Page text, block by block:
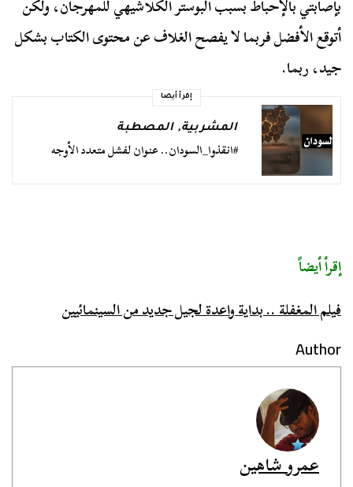
بإصابتي بالإحباط بسبب البوستر الكلاشيهي للمهرجان، ولكن
أتوقع الأفضل فربما لا يفصح الغلاف عن محتوى الكتاب بشكل
جيد، ربما.
إقرأ أيضا
المشربية,المصطبة
#انقذوا_السودان.. عنوان لفشل متعدد الأوجه
إقرأ أيضاً
فيلم المغفلة .. بداية واعدة لجيل جديد من السينمائيين
Author
عمرو شاهين